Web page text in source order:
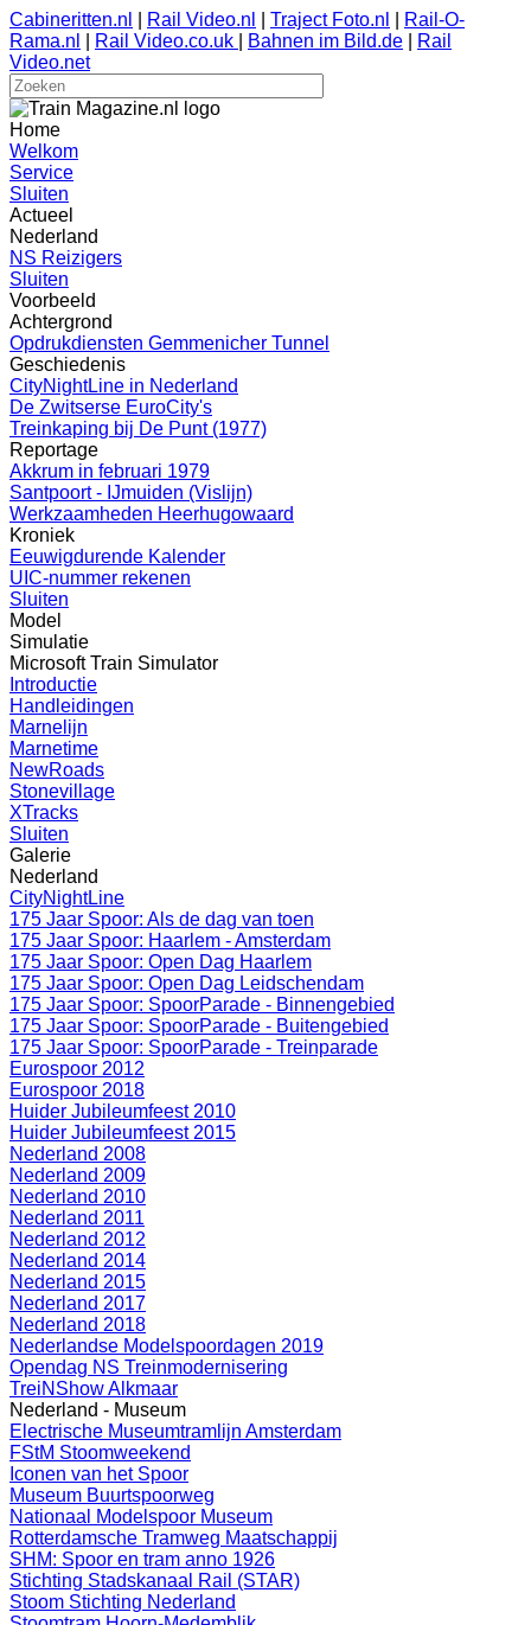
Cabineritten.nl Rail Video.nl Traject Foto.nl
Rail-O-
Rama.nl
Rail Video.co.uk Bahnen im Bild.de
Rail
Video.net
Home
Welkom
Service
Sluiten
Actueel
Nederland
NS Reizigers
Sluiten
Voorbeeld
Achtergrond
Opdrukdiensten Gemmenicher Tunnel
Geschiedenis
CityNightLine in Nederland
De Zwitserse EuroCity's
Treinkaping bij De Punt (1977)
Reportage
Akkrum in februari 1979
Santpoort - IJmuiden (Vislijn)
Werkzaamheden Heerhugowaard
Kroniek
Eeuwigdurende Kalender
UIC-nummer rekenen
Sluiten
Model
Simulatie
Microsoft Train Simulator
Introductie
Handleidingen
Marnelijn
Marnetime
NewRoads
Stonevillage
XTracks
Sluiten
Galerie
Nederland
CityNightLine
175 Jaar Spoor: Als de dag van toen
175 Jaar Spoor: Haarlem - Amsterdam
175 Jaar Spoor: Open Dag Haarlem
175 Jaar Spoor: Open Dag Leidschendam
175 Jaar Spoor: SpoorParade - Binnengebied
175 Jaar Spoor: SpoorParade - Buitengebied
175 Jaar Spoor: SpoorParade - Treinparade
Eurospoor 2012
Eurospoor 2018
Huider Jubileumfeest 2010
Huider Jubileumfeest 2015
Nederland 2008
Nederland 2009
Nederland 2010
Nederland 2011
Nederland 2012
Nederland 2014
Nederland 2015
Nederland 2017
Nederland 2018
Nederlandse Modelspoordagen 2019
Opendag NS Treinmodernisering
TreiNShow Alkmaar
Nederland - Museum
Electrische Museumtramlijn Amsterdam
FStM Stoomweekend
Iconen van het Spoor
Museum Buurtspoorweg
Nationaal Modelspoor Museum
Rotterdamsche Tramweg Maatschappij
SHM: Spoor en tram anno 1926
Stichting Stadskanaal Rail (STAR)
Stoom Stichting Nederland